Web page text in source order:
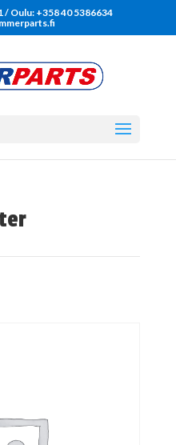
/ Oulu: +358 40 5386634